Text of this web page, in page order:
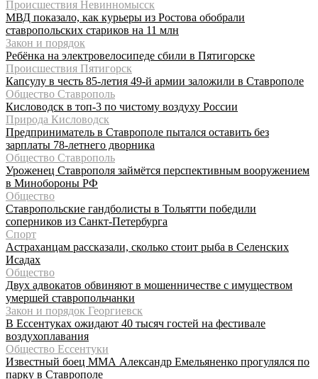
Происшествия Невинномысск
МВД показало, как курьеры из Ростова обобрали
ставропольских стариков на 11 млн
Закон и порядок
Ребёнка на электровелосипеде сбили в Пятигорске
Происшествия Пятигорск
Капсулу в честь 85-летия 49-й армии заложили в Ставрополе
Общество Ставрополь
Кисловодск в топ-3 по чистому воздуху России
Природа Кисловодск
Предприниматель в Ставрополе пытался оставить без
зарплаты 78-летнего дворника
Общество Ставрополь
Уроженец Ставрополя займётся перспективным вооружением
в Минобороны РФ
Общество
Ставропольские гандболисты в Тольятти победили
соперников из Санкт-Петербурга
Спорт
Астраханцам рассказали, сколько стоит рыба в Селенских
Исадах
Общество
Двух адвокатов обвиняют в мошенничестве с имуществом
умершей ставропольчанки
Закон и порядок Георгиевск
В Ессентуках ожидают 40 тысяч гостей на фестивале
воздухоплавания
Общество Ессентуки
Известный боец ММА Александр Емельяненко прогулялся по
парку в Ставрополе